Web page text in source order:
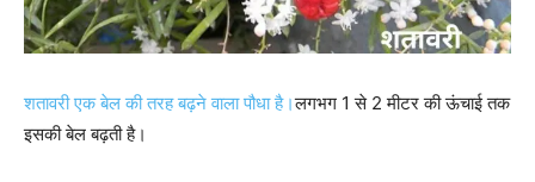
शतावरी एक बेल की तरह बढ़ने वाला पौधा है।लगभग 1 से 2 मीटर की ऊंचाई तक
इसकी बेल बढ़ती है।